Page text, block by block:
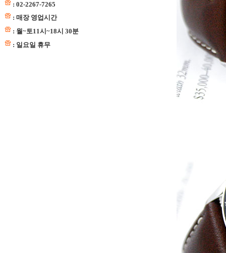
: 02-2267-7265
: 매장 영업시간
: 월~토11시~18시 30분
: 일요일 휴무